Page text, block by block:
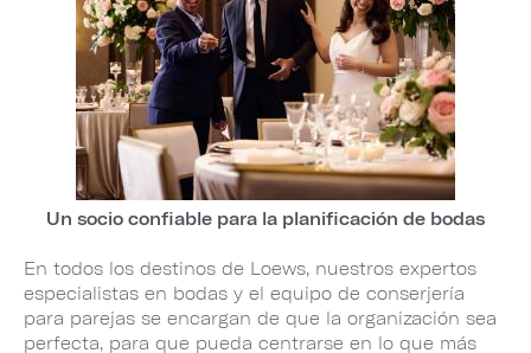
Un socio confiable para la planificación de bodas
En todos los destinos de Loews, nuestros expertos
especialistas en bodas y el equipo de conserjería
para parejas se encargan de que la organización sea
perfecta, para que pueda centrarse en lo que más